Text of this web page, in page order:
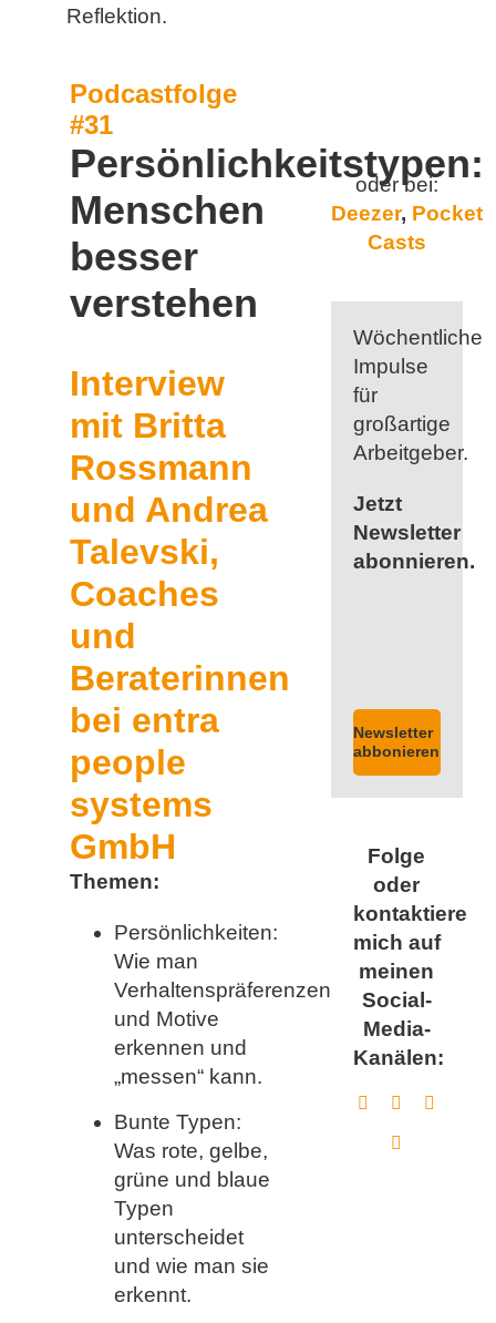
Reflektion.
Podcastfolge
#31
Persönlichkeitstypen:
Menschen
besser
verstehen
Interview
mit Britta
Rossmann
und Andrea
Talevski,
Coaches
und
Beraterinnen
bei entra
people
systems
GmbH
Themen:
Persönlichkeiten:
Wie man
Verhaltenspräferenzen
und Motive
erkennen und
„messen“ kann.
Bunte Typen:
Was rote, gelbe,
grüne und blaue
Typen
unterscheidet
und wie man sie
erkennt.
oder bei:
Deezer, Pocket
Casts
Wöchentliche
Impulse
für
großartige
Arbeitgeber.
Jetzt
Newsletter
abonnieren.
Newsletter
abbonieren
Folge
oder
kontaktiere
mich auf
meinen
Social-
Media-
Kanälen: